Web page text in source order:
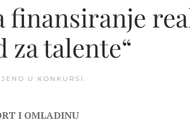
finansiranje
za talente“
U KONKURSI .
I OMLADINU